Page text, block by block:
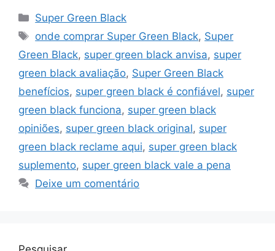
Categorias
Super Green Black
Tags
onde comprar Super Green Black, Super
Green Black, super green black anvisa, super
green black avaliação, Super Green Black
benefícios, super green black é confiável, super
green black funciona, super green black
opiniões, super green black original, super
green black reclame aqui, super green black
suplemento, super green black vale a pena
Deixe um comentário